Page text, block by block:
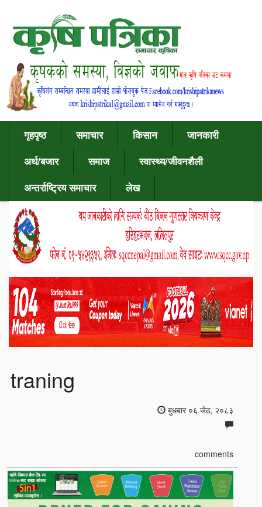
गृहपृष्ठ समाचार किसान
जानकारी
अर्थ/बजार
समाज
स्वास्थ्य/जीवनशैली
अन्तर्राष्ट्रिय समाचार
लेख
traning
बुधबार ०६ जेठ, २०८३
comments